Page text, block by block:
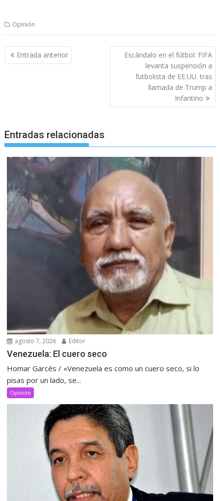
Opinión
Navegación
de
Entrada anterior
Escándalo en el fútbol: FIFA
levanta suspensión a
futbolista de EE.UU. tras
llamada de Trump a
Infantino
Entradas relacionadas
agosto 7, 2026 Editor
Venezuela: El cuero seco
Homar Garcés / «Venezuela es como un cuero seco, si lo
pisas por un lado, se...
Opinión